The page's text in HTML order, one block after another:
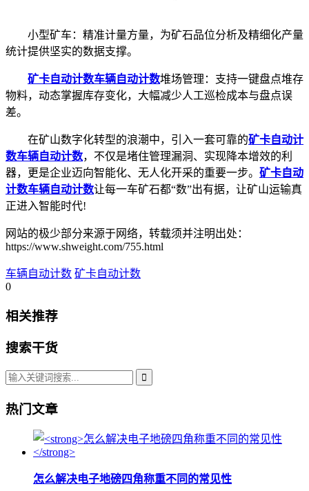
小型矿车：精准计量方量，为矿石品位分析及精细化产量
统计提供坚实的数据支撑。
矿卡自动计数车辆自动计数堆场管理：支持一键盘点堆存
物料，动态掌握库存变化，大幅减少人工巡检成本与盘点误
差。
在矿山数字化转型的浪潮中，引入一套可靠的矿卡自动计
数车辆自动计数，不仅是堵住管理漏洞、实现降本增效的利
器，更是企业迈向智能化、无人化开采的重要一步。 矿卡自动
计数车辆自动计数让每一车矿石都“数”出有据，让矿山运输真
正进入智能时代!
网站的极少部分来源于网络，转载须并注明出处：
https://www.shweight.com/755.html
车辆自动计数 矿卡自动计数
0
相关推荐
搜索干货
热门文章
怎么解决电子地磅四角称重不同的常见性